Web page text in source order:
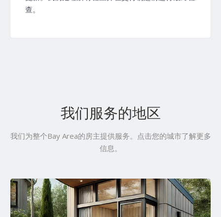
查。
我们服务的地区
我们为整个Bay Area的房主提供服务。点击您的城市了解更多
信息。